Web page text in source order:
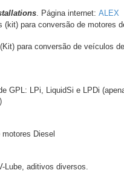
. Página internet: ALEX
(kit) para conversão de motores
para conversão de veículos
GPL: LPi, LiquidSi e LPDi
Diesel
Lube, aditivos diversos.